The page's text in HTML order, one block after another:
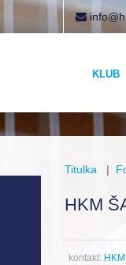
KLUB
Titulka |
HKM
kontakt: